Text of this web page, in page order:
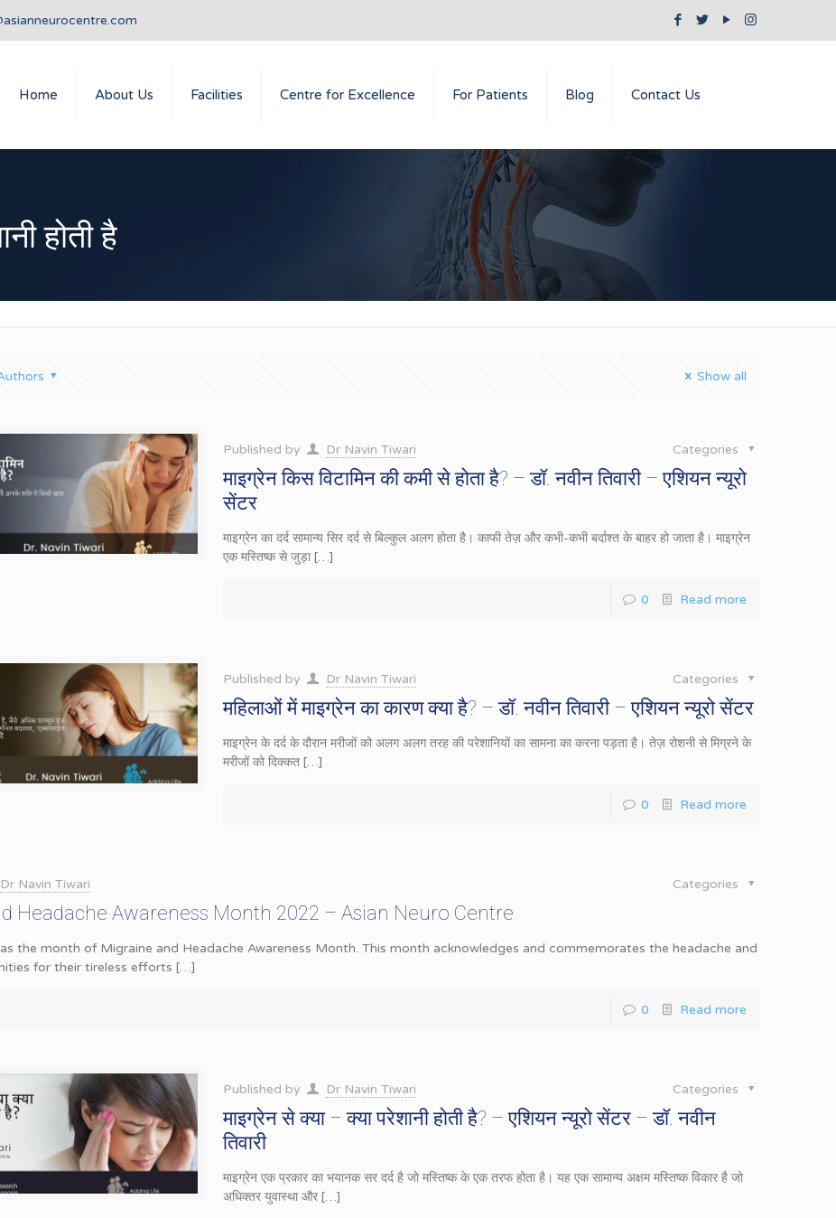
Home About Us Facilities Centre for Excellence For Patients Blog Contact Us
होती है
Show all
Published by Dr Navin Tiwari Categories
माइग्रेन किस विटामिन की कमी से होता है? – डॉ. नवीन तिवारी – एशियन न्यूरो
सेंटर
माइग्रेन का दर्द सामान्य सिर दर्द से बिल्कुल अलग होता है। काफी तेज़ और कभी-कभी बर्दाश्त के बाहर हो जाता है। माइग्रेन
एक मस्तिष्क से जुड़ा […]
0 Read more
Published by Dr Navin Tiwari Categories
महिलाओं में माइग्रेन का कारण क्या है? – डॉ. नवीन तिवारी – एशियन न्यूरो सेंटर
माइग्रेन के दर्द के दौरान मरीजों को अलग अलग तरह की परेशानियों का सामना का करना पड़ता है। तेज़ रोशनी से मिग्रने के
मरीजों को दिक्कत […]
0 Read more
Dr Navin Tiwari Categories
Headache Awareness Month 2022 – Asian Neuro Centre
the month of Migraine and Headache Awareness Month. This month acknowledges and commemorates the headache and
for their tireless efforts […]
0 Read more
Published by Dr Navin Tiwari Categories
माइग्रेन से क्या – क्या परेशानी होती है? – एशियन न्यूरो सेंटर – डॉ. नवीन
तिवारी
माइग्रेन एक प्रकार का भयानक सर दर्द है जो मस्तिष्क के एक तरफ होता है। यह एक सामान्य अक्षम मस्तिष्क विकार है जो
अधिक्तर युवास्था और […]